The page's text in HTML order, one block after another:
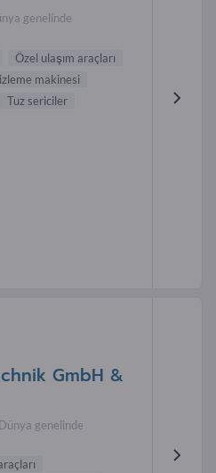
genelinde
Özel ulaşım araçları
makinesi
Tuz sericiler
GmbH &
Dünya genelinde